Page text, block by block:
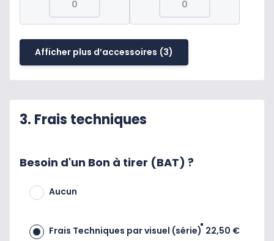
Afficher plus d’accessoires (3)
3. Frais techniques
Besoin d'un Bon à tirer (BAT) ?
Aucun
Frais Techniques par visuel (série) 22,50 €